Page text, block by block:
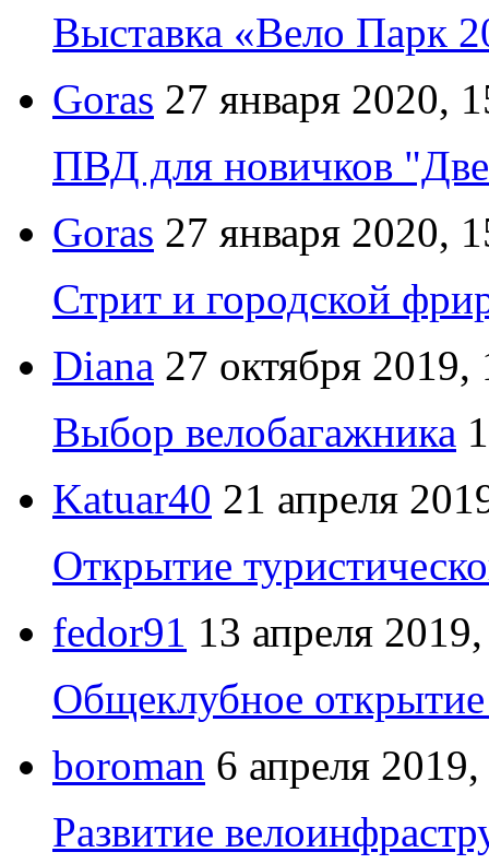
Выставка «Вело Парк
Goras 27 января 2020,
ПВД для новичков
Goras 27 января 2020,
Стрит и городской
Diana 27 октября 2019,
Выбор велобагажника
Katuar40 21 апреля
Открытие
fedor91 13 апреля
Общеклубное открытие
boroman 6 апреля
Развитие